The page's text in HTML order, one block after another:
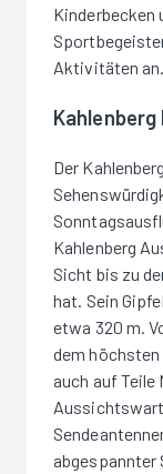
Kinderbecken
Aktivitäten an.
Kahlenberg
Der
Kahlenberg
Sicht bis zu
hat. Sein
etwa 320 m.
dem
auch auf
abgespannter